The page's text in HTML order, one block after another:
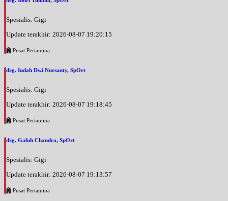
Spesialis: Gigi
Update terakhir: 2026-08-07 19:20:15
Pusat Pertamina
drg. Indah Dwi Nursanty, SpOrt
Spesialis: Gigi
Update terakhir: 2026-08-07 19:18:45
Pusat Pertamina
drg. Galuh Chandra, SpOrt
Spesialis: Gigi
Update terakhir: 2026-08-07 19:13:57
Pusat Pertamina